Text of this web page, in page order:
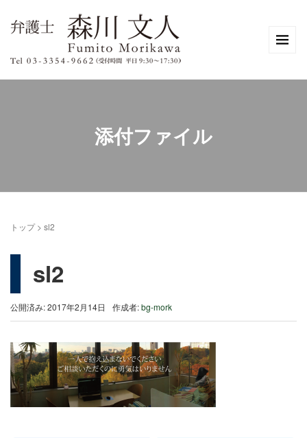
添付ファイル
トップ> sl2
sl2
公開済み: 2017年2月14日 作成者:bg-mork